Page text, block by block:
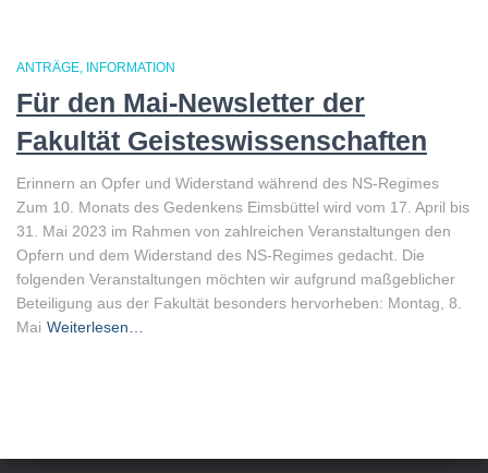
ANTRÄGE INFORMATION
Für den Mai-Newsletter der
Fakultät Geisteswissenschaften
Erinnern an Opfer und Widerstand während des NS-Regimes
Zum 10. Monats des Gedenkens Eimsbüttel wird vom 17. April bis
31. Mai 2023 im Rahmen von zahlreichen Veranstaltungen den
Opfern und dem Widerstand des NS-Regimes gedacht. Die
folgenden Veranstaltungen möchten wir aufgrund maßgeblicher
Beteiligung aus der Fakultät besonders hervorheben: Montag, 8.
Mai Weiterlesen…